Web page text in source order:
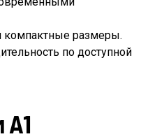
компактные размеры.
по доступной